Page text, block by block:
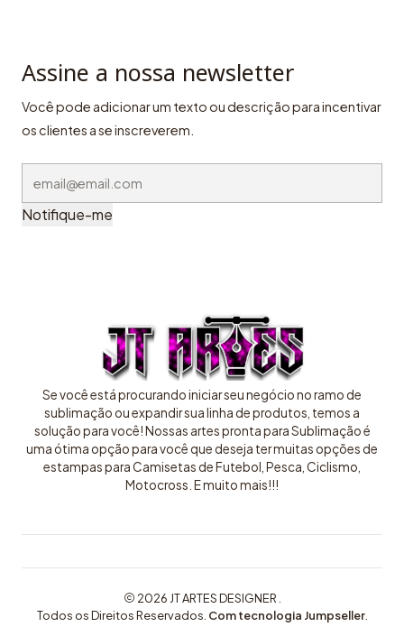
Assine a nossa newsletter
Você pode adicionar um texto ou descrição para incentivar
os clientes a se inscreverem.
Notifique-me
Se você está procurando iniciar seu negócio no ramo de
sublimação ou expandir sua linha de produtos, temos a
solução para você! Nossas artes pronta para Sublimação é
uma ótima opção para você que deseja ter muitas opções de
estampas para Camisetas de Futebol, Pesca, Ciclismo,
Motocross. E muito mais!!!
2026 JT ARTES DESIGNER .
Todos os Direitos Reservados. Com tecnologia Jumpseller.